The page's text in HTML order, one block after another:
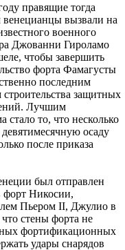
правящие тогда
вызвали на
военного
Джованни Гироламо
чтобы завершить
форта Фамагусты
последним
строительства защитных
Лучшим
стало то, что несколько
осаду
после приказа
был отправлен
Никосии,
Пьером II, Джулио в
стены форта не
фортификационных
удары снарядов